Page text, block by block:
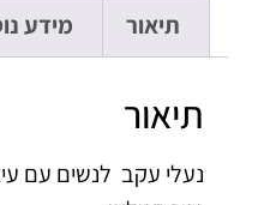
תיאור מידע
תיאור
נעלי עקב לנשים עם